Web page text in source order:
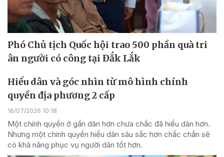
Phó Chủ tịch Quốc hội trao 500 phần quà tri
ân người có công tại Đắk Lắk
Hiểu dân và góc nhìn từ mô hình chính
quyền địa phương 2 cấp
16/07/2026 10:18
Một chính quyền ở gần dân hơn chưa chắc đã hiểu dân hơn.
Nhưng một chính quyền hiểu dân sâu sắc hơn chắc chắn sẽ
có khả năng phục vụ người dân tốt hơn.